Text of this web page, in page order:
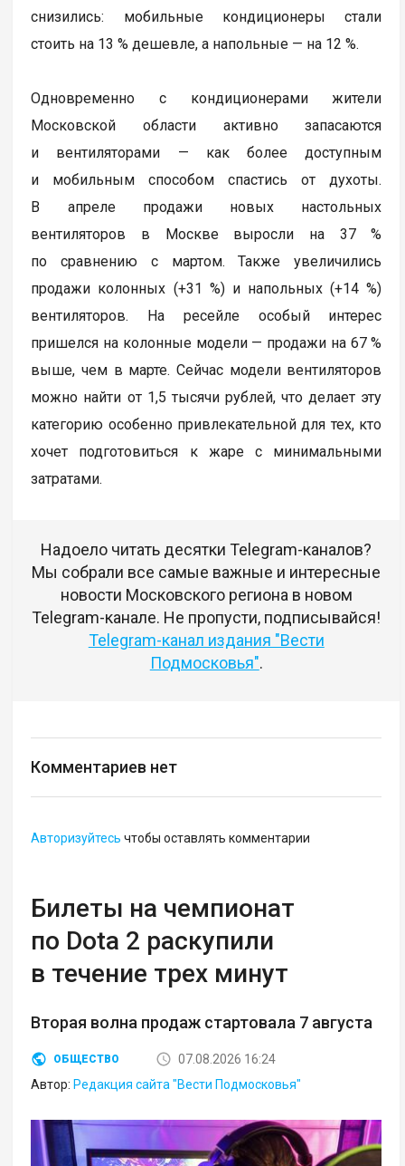
снизились: мобильные кондиционеры стали
стоить на 13 % дешевле, а напольные — на 12 %.
Одновременно с кондиционерами жители
Московской области активно запасаются
и вентиляторами — как более доступным
и мобильным способом спастись от духоты.
В апреле продажи новых настольных
вентиляторов в Москве выросли на 37 %
по сравнению с мартом. Также увеличились
продажи колонных (+31 %) и напольных (+14 %)
вентиляторов. На ресейле особый интерес
пришелся на колонные модели — продажи на 67 %
выше, чем в марте. Сейчас модели вентиляторов
можно найти от 1,5 тысячи рублей, что делает эту
категорию особенно привлекательной для тех, кто
хочет подготовиться к жаре с минимальными
затратами.
Надоело читать десятки Telegram-каналов?
Мы собрали все самые важные и интересные
новости Московского региона в новом
Telegram-канале. Не пропусти, подписывайся!
Telegram-канал издания "Вести
Подмосковья".
Комментариев нет
Авторизуйтесь чтобы оставлять комментарии
Билеты на чемпионат
по Dota 2 раскупили
в течение трех минут
Вторая волна продаж стартовала 7 августа
ОБЩЕСТВО
07.08.2026 16:24
Автор: Редакция сайта "Вести Подмосковья"